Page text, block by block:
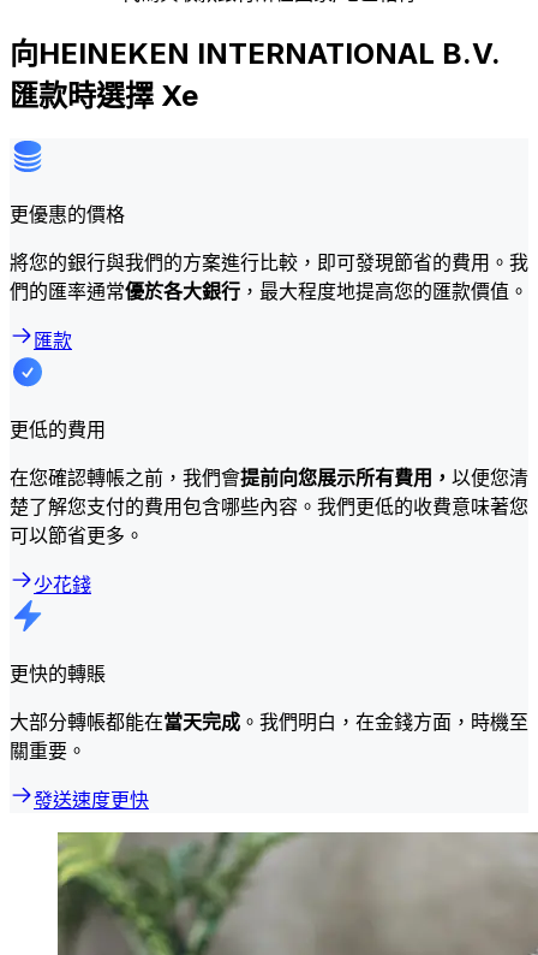
向HEINEKEN INTERNATIONAL B.V.
匯款時選擇 Xe
更優惠的價格
將您的銀行與我們的方案進行比較，即可發現節省的費用。我
們的匯率通常優於各大銀行 ，最大程度地提高您的匯款價值。
匯款
更低的費用
在您確認轉帳之前，我們會提前向您展示所有費用， 以便您清
楚了解您支付的費用包含哪些內容。我們更低的收費意味著您
可以節省更多。
少花錢
更快的轉賬
大部分轉帳都能在當天完成 。我們明白，在金錢方面，時機至
關重要。
發送速度更快